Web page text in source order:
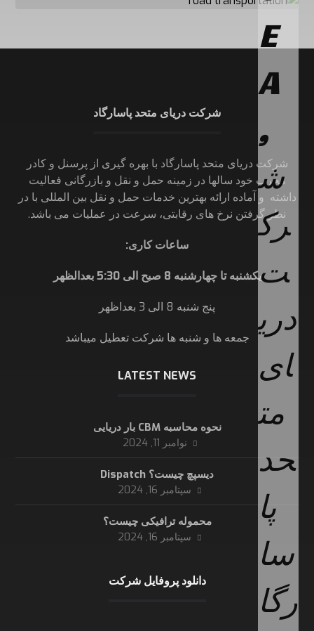
شرکت دریای متحد پاسارگاد
شرکت دریای متحد پاسارگاد با بهره گیری از پرسنل و کادر
مجرب خود سالها در زمینه حمل و نقل و بازرگانی فعالیت
داشته و آماده ارائه بهترین خدمات حمل و نقل بین المللی با در
نظر گرفتن نرخ های رقابتی، سرعت در عملیات می باشد.
ساعات کاری:
یکشنبه تا چهارشنبه 8 صبح الی 5:30 بعدالظهر
پنج شنبه 8 الی 3 بعداظهر
جمعه ها و شنبه ها شرکت تعطیل میباشد
LATEST NEWS
نحوه محاسبه CBM بار دریایی
نوامبر 11, 2024
دیسپچ چیست؟ Dispatch
سپتامبر 16, 2024
محموله ترافیکی چیست؟
سپتامبر 16, 2024
دانلود پروفایل شرکت